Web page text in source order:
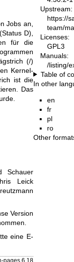
Jobs an,
D),
für die
(/)
Kernel-
ist die
Das
Schauer
Leick
Version
eine E-
pages 6.18
Upstream:
https://
team/
Licenses:
GPL3
Manuals:
/listing/
Table of
In other
en
fr
pl
ro
Other